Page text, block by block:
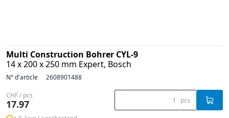
Multi Construction Bohrer CYL-9
14 x 200 x 250 mm Expert, Bosch
N° d'article 2608901488
CHF / pcs
17.97 pcs